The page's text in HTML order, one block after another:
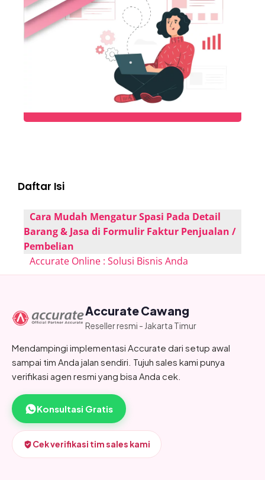
Daftar Isi
Cara Mudah Mengatur Spasi Pada Detail
Barang & Jasa di Formulir Faktur Penjualan /
Pembelian
Accurate Online : Solusi Bisnis Anda
Accurate Cawang
Reseller resmi - Jakarta Timur
Mendampingi implementasi Accurate dari setup awal
sampai tim Anda jalan sendiri. Tujuh sales kami punya
verifikasi agen resmi yang bisa Anda cek.
Konsultasi Gratis
Cek verifikasi tim sales kami